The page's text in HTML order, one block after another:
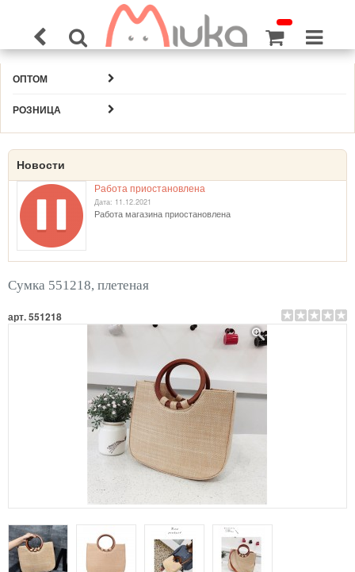
ОПТОМ
РОЗНИЦА
Новости
Работа приостановлена
Дата: 11.12.2021
Работа магазина приостановлена
Сумка 551218, плетеная
арт. 551218